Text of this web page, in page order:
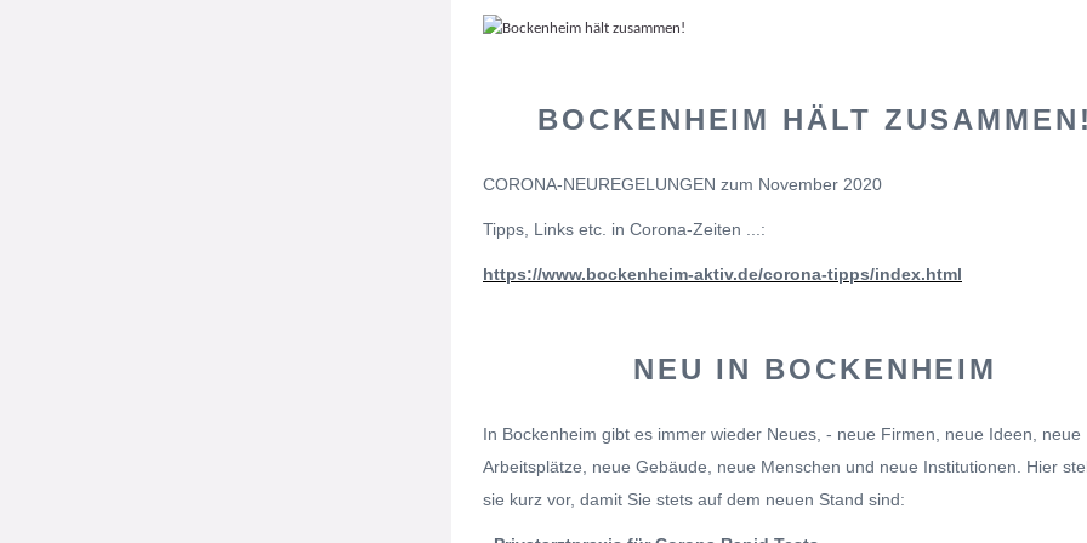
BOCKENHEIM HÄLT ZUSAMMEN!
CORONA-NEUREGELUNGEN zum November 2020
Tipps, Links etc. in Corona-Zeiten ...:
https://www.bockenheim-aktiv.de/corona-tipps/index.html
NEU IN BOCKENHEIM
In Bockenheim gibt es immer wieder Neues, - neue Firmen, neue Ideen, neue
Arbeitsplätze, neue Gebäude, neue Menschen und neue Institutionen. Hier
sie kurz vor, damit Sie stets auf dem neuen Stand sind: